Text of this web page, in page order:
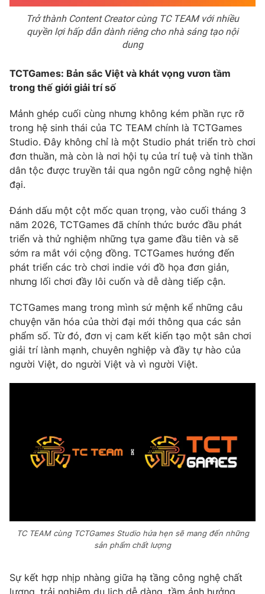
Trở thành Content Creator cùng TC TEAM với nhiều
quyền lợi hấp dẫn dành riêng cho nhà sáng tạo nội
dung
TCTGames: Bản sắc Việt và khát vọng vươn tầm
trong thế giới giải trí số
Mảnh ghép cuối cùng nhưng không kém phần rực rỡ
trong hệ sinh thái của TC TEAM chính là TCTGames
Studio. Đây không chỉ là một Studio phát triển trò chơi
đơn thuần, mà còn là nơi hội tụ của trí tuệ và tinh thần
dân tộc được truyền tải qua ngôn ngữ công nghệ hiện
đại.
Đánh dấu một cột mốc quan trọng, vào cuối tháng 3
năm 2026, TCTGames đã chính thức bước đầu phát
triển và thử nghiệm những tựa game đầu tiên và sẽ
sớm ra mắt với cộng đồng. TCTGames hướng đến
phát triển các trò chơi indie với đồ họa đơn giản,
nhưng lối chơi đầy lôi cuốn và dễ dàng tiếp cận.
TCTGames mang trong mình sứ mệnh kể những câu
chuyện văn hóa của thời đại mới thông qua các sản
phẩm số. Từ đó, đơn vị cam kết kiến tạo một sân chơi
giải trí lành mạnh, chuyên nghiệp và đầy tự hào của
người Việt, do người Việt và vì người Việt.
TC TEAM cùng TCTGames Studio hứa hẹn sẽ mang đến những
sản phẩm chất lượng
Sự kết hợp nhịp nhàng giữa hạ tầng công nghệ chất
lượng, trải nghiệm du lịch dễ dàng, tầm ảnh hưởng